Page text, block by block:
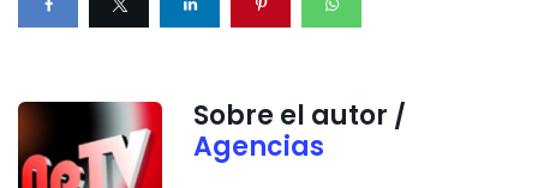
Sobre el autor /
Agencias